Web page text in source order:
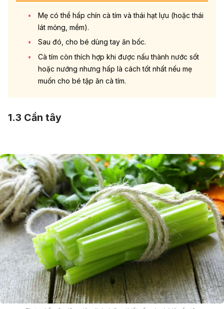
Mẹ có thể hấp chín cà tím và thái hạt lựu (hoặc thái
lát mỏng, mềm).
Sau đó, cho bé dùng tay ăn bốc.
Cà tím còn thích hợp khi được nấu thành nước sốt
hoặc nướng nhưng hấp là cách tốt nhất nếu mẹ
muốn cho bé tập ăn cà tím.
1.3 Cần tây